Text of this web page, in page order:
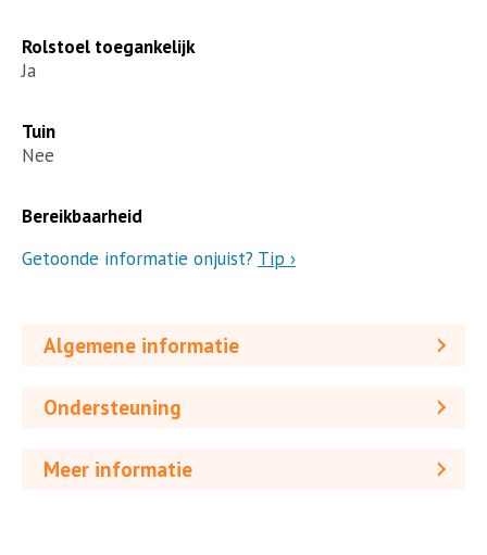
Rolstoel toegankelijk
Ja
Tuin
Nee
Bereikbaarheid
Getoonde informatie onjuist? Tip ›
Algemene informatie
Ondersteuning
Meer informatie